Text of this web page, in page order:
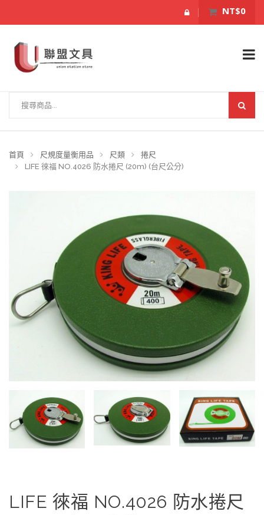
NT$0
首頁 尺規度量衡用品 尺類
捲尺
LIFE 徠福 NO.4026 防水捲尺 (20m) (台尺公分)
LIFE 徠福 NO.4026 防水捲尺